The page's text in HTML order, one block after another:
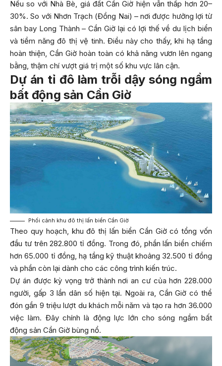
Nếu so với Nhà Bè, giá đất Cần Giờ hiện vẫn thấp hơn 20–
30%. So với Nhơn Trạch (Đồng Nai) – nơi được hưởng lợi từ
sân bay Long Thành – Cần Giờ lại có lợi thế về du lịch biển
và tiềm năng đô thị vệ tinh. Điều này cho thấy, khi hạ tầng
hoàn thiện, Cần Giờ hoàn toàn có khả năng vươn lên ngang
bằng, thậm chí vượt giá trị một số khu vực lân cận.
Dự án tỉ đô làm trỗi dậy sóng ngầm
bất động sản Cần Giờ
Phối cảnh khu đô thị lấn biển Cần Giờ
Theo quy hoạch, khu đô thị lấn biển Cần Giờ có tổng vốn
đầu tư trên 282.800 tỉ đồng. Trong đó, phần lấn biển chiếm
hơn 65.000 tỉ đồng, hạ tầng kỹ thuật khoảng 32.500 tỉ đồng
và phần còn lại dành cho các công trình kiến trúc.
Dự án được kỳ vọng trở thành nơi an cư của hơn 228.000
người, gấp 3 lần dân số hiện tại. Ngoài ra, Cần Giờ có thể
đón gần 9 triệu lượt du khách mỗi năm và tạo ra hơn 36.000
việc làm. Đây chính là động lực lớn cho sóng ngầm bất
động sản Cần Giờ bùng nổ.